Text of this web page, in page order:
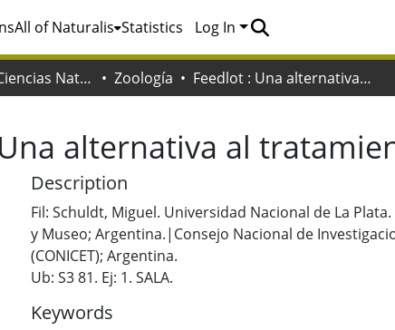
All of Naturalis Statistics Log In
Facultad de Ciencias Naturales y Museo Zoología Feedlot : Una alternativa al tratamiento de residuos
alternativa al
Description
Fil: Schuldt, Miguel. Universidad Nacional de La
y Museo; Argentina.|Consejo Nacional de
(CONICET); Argentina.
Ub: S3 81. Ej: 1. SALA.
Keywords